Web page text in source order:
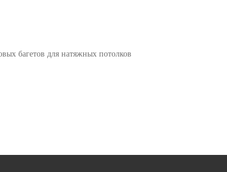
багетов для натяжных потолков